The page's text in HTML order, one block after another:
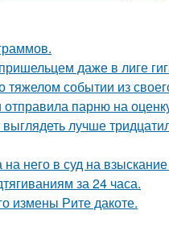
даже в лиге
событии из
парню на
лучше
него в суд на
за 24 часа.
измены Рите дакоте.